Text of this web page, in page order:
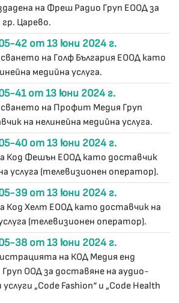
на Фреш Радио Груп ЕООД за
Царево.
42 от 13 юни 2024 г.
на Голф България ЕООД като
медийна услуга.
41 от 13 юни 2024 г.
на Профит Медия Груп
на нелинейна медийна услуга.
40 от 13 юни 2024 г.
Код Фешън ЕООД като доставчик
услуга (телевизионен оператор).
39 от 13 юни 2024 г.
Код Хелт ЕООД като доставчик на
(телевизионен оператор).
38 от 13 юни 2024 г.
на КОД Медия енд
ООД за доставяне на аудио-
„Code Fashion“ и „Code Health